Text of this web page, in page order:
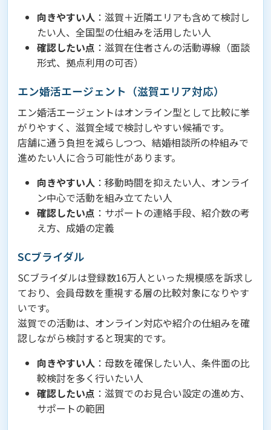
向きやすい人 ：滋賀＋近隣エリアも含めて検討し
たい人、全国型の仕組みを活用したい人
確認したい点 ：滋賀在住者さんの活動導線（面談
形式、拠点利用の可否）
エン婚活エージェント（滋賀エリア対応）
エン婚活エージェントはオンライン型として比較に挙
がりやすく、滋賀全域で検討しやすい候補です。
店舗に通う負担を減らしつつ、結婚相談所の枠組みで
進めたい人に合う可能性があります。
向きやすい人 ：移動時間を抑えたい人、オンライ
ン中心で活動を組み立てたい人
確認したい点 ：サポートの連絡手段、紹介数の考
え方、成婚の定義
SCブライダル
SCブライダルは登録数16万人といった規模感を訴求し
ており、会員母数を重視する層の比較対象になりやす
いです。
滋賀での活動は、オンライン対応や紹介の仕組みを確
認しながら検討すると現実的です。
向きやすい人 ：母数を確保したい人、条件面の比
較検討を多く行いたい人
確認したい点 ：滋賀でのお見合い設定の進め方、
サポートの範囲